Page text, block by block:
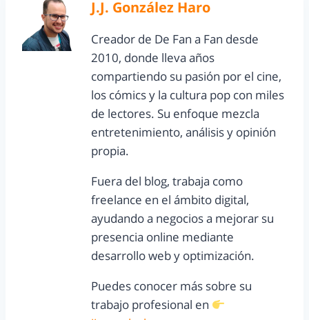
J.J. González Haro
Creador de De Fan a Fan desde
2010, donde lleva años
compartiendo su pasión por el cine,
los cómics y la cultura pop con miles
de lectores. Su enfoque mezcla
entretenimiento, análisis y opinión
propia.
Fuera del blog, trabaja como
freelance en el ámbito digital,
ayudando a negocios a mejorar su
presencia online mediante
desarrollo web y optimización.
Puedes conocer más sobre su
trabajo profesional en